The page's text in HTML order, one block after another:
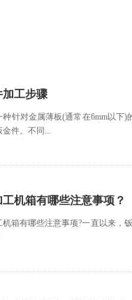
加工步骤
种针对金属薄板(通常在6mm以下
金件。不同...
机箱有哪些注意事项？
机箱有哪些注意事项?一直以来，